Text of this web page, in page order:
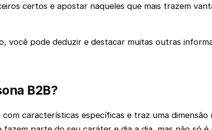
certos e apostar naqueles que mais trazem
você pode deduzir e destacar muitas outras
B2B?
características específicas e traz uma